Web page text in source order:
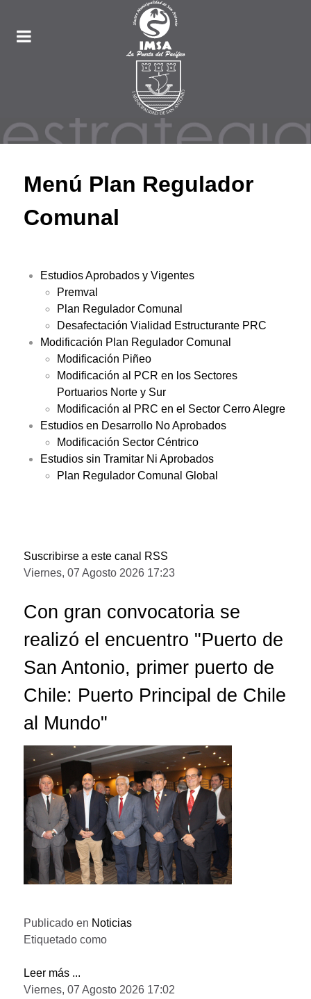
Menú Plan Regulador
Comunal
Estudios Aprobados y Vigentes
Premval
Plan Regulador Comunal
Desafectación Vialidad Estructurante PRC
Modificación Plan Regulador Comunal
Modificación Piñeo
Modificación al PCR en los Sectores
Portuarios Norte y Sur
Modificación al PRC en el Sector Cerro Alegre
Estudios en Desarrollo No Aprobados
Modificación Sector Céntrico
Estudios sin Tramitar Ni Aprobados
Plan Regulador Comunal Global
Suscribirse a este canal RSS
Viernes, 07 Agosto 2026 17:23
Con gran convocatoria se
realizó el encuentro "Puerto de
San Antonio, primer puerto de
Chile: Puerto Principal de Chile
al Mundo"
Publicado en Noticias
Etiquetado como
Leer más ...
Viernes, 07 Agosto 2026 17:02